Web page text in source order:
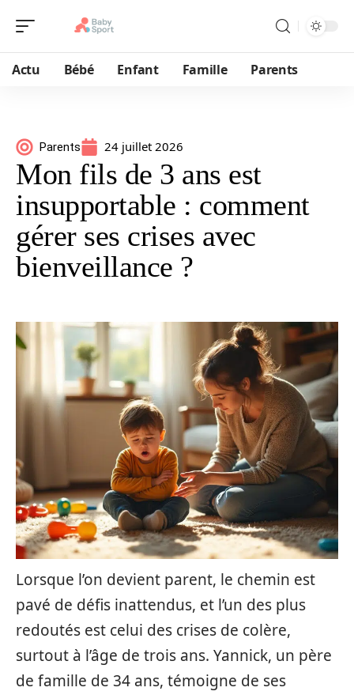
Actu Bébé Enfant Famille Parents
Parents 24 juillet 2026
Mon fils de 3 ans est
insupportable : comment
gérer ses crises avec
bienveillance ?
Lorsque l’on devient parent, le chemin est
pavé de défis inattendus, et l’un des plus
redoutés est celui des crises de colère,
surtout à l’âge de trois ans. Yannick, un père
de famille de 34 ans, témoigne de ses